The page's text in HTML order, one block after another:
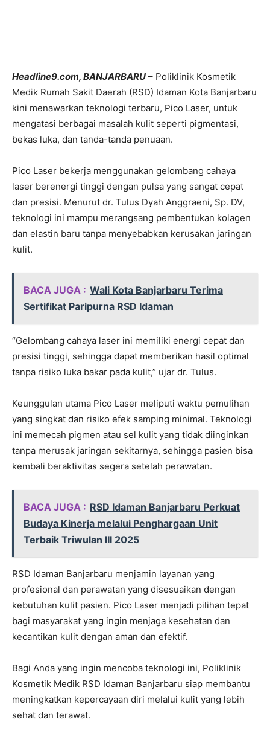
Headline9.com, BANJARBARU – Poliklinik Kosmetik
Medik Rumah Sakit Daerah (RSD) Idaman Kota Banjarbaru
kini menawarkan teknologi terbaru, Pico Laser, untuk
mengatasi berbagai masalah kulit seperti pigmentasi,
bekas luka, dan tanda-tanda penuaan.
Pico Laser bekerja menggunakan gelombang cahaya
laser berenergi tinggi dengan pulsa yang sangat cepat
dan presisi. Menurut dr. Tulus Dyah Anggraeni, Sp. DV,
teknologi ini mampu merangsang pembentukan kolagen
dan elastin baru tanpa menyebabkan kerusakan jaringan
kulit.
BACA JUGA : Wali Kota Banjarbaru Terima
Sertifikat Paripurna RSD Idaman
“Gelombang cahaya laser ini memiliki energi cepat dan
presisi tinggi, sehingga dapat memberikan hasil optimal
tanpa risiko luka bakar pada kulit,” ujar dr. Tulus.
Keunggulan utama Pico Laser meliputi waktu pemulihan
yang singkat dan risiko efek samping minimal. Teknologi
ini memecah pigmen atau sel kulit yang tidak diinginkan
tanpa merusak jaringan sekitarnya, sehingga pasien bisa
kembali beraktivitas segera setelah perawatan.
BACA JUGA : RSD Idaman Banjarbaru Perkuat
Budaya Kinerja melalui Penghargaan Unit
Terbaik Triwulan III 2025
RSD Idaman Banjarbaru menjamin layanan yang
profesional dan perawatan yang disesuaikan dengan
kebutuhan kulit pasien. Pico Laser menjadi pilihan tepat
bagi masyarakat yang ingin menjaga kesehatan dan
kecantikan kulit dengan aman dan efektif.
Bagi Anda yang ingin mencoba teknologi ini, Poliklinik
Kosmetik Medik RSD Idaman Banjarbaru siap membantu
meningkatkan kepercayaan diri melalui kulit yang lebih
sehat dan terawat.